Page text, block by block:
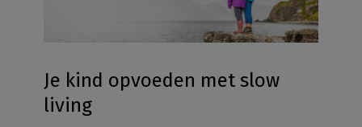
Je kind opvoeden met slow
living